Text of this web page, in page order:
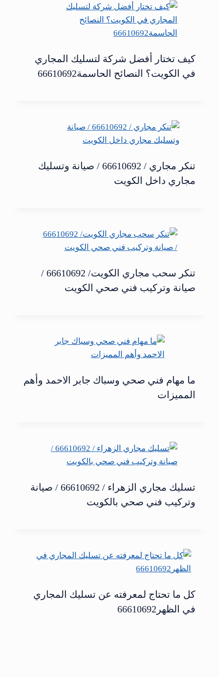
كيف تختار أفضل شركة لتسليك المجاري
في الكويت؟ النصائح الحاسمة66610692
تنكر مجاري / 66610692 / صيانة وتسليك
مجاري داخل الكويت
تنكر سحب مجاري الكويت/ 66610692 /
صيانة وتركيب فني صحي الكويت
ما مهام فني صحي وسباك جابر الاحمد وأهم
المميزات
تسليك مجاري الزهراء / 66610692 / صيانة
وتركيب فني صحي بالكويت
كل ما تحتاج لمعرفته عن تسليك المجاري
في الظهر66610692